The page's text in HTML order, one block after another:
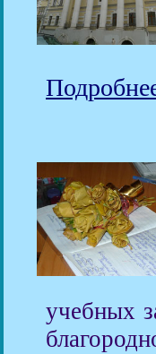
учебных